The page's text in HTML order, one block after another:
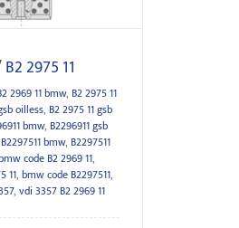
2975 11
2969 11 bmw, B2 2975 11
oilless, B2 2975 11 gsb
bmw, B2296911 gsb
B2297511 bmw, B2297511
code B2 2969 11,
11, bmw code B2297511,
, vdi 3357 B2 2969 11